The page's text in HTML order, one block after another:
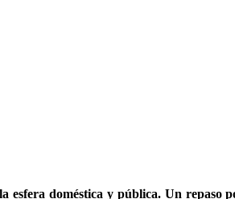
doméstica y pública. Un repaso